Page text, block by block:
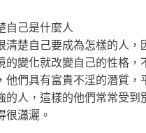
己是什麼人
楚自己要成為怎樣的人，
的變化就改變自己的性格，
他們具有富貴不淫的潛質，
的人，這樣的他們常常受到
很瀟灑。